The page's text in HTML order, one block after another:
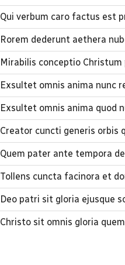
Qui verbum caro factus est
Rorem dederunt aethera
Mirabilis conceptio
Exsultet omnis anima nunc
Exsultet omnis anima quod
Creator cuncti generis orbis
Quem pater ante tempora
Tollens cuncta facinora et
Deo patri sit gloria ejusque
Christo sit omnis gloria